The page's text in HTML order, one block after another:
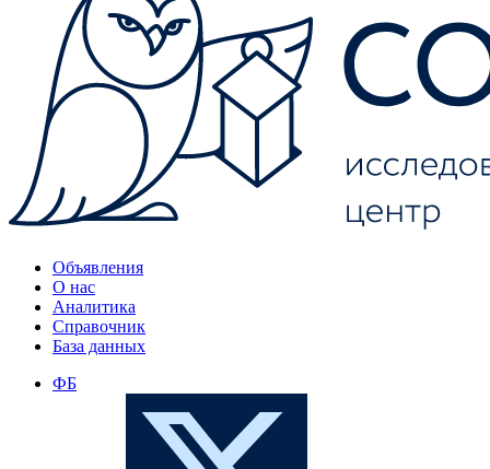
Объявления
О нас
Аналитика
Справочник
База данных
ФБ